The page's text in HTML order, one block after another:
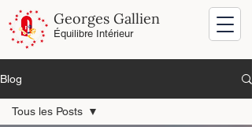
Georges Gallien
Équilibre Intérieur
Blog
Tous les Posts